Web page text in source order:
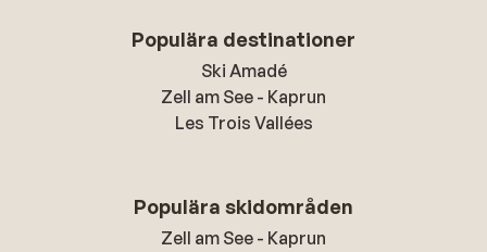
Populära destinationer
Ski Amadé
Zell am See - Kaprun
Les Trois Vallées
Populära skidområden
Zell am See - Kaprun